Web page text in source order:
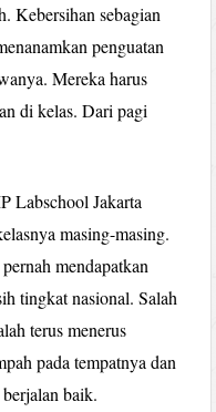
Kebersihan sebagian
penguatan
Mereka harus
di kelas. Dari pagi
Labschool Jakarta
masing-masing.
mendapatkan
tingkat nasional. Salah
terus menerus
pada tempatnya dan
baik.